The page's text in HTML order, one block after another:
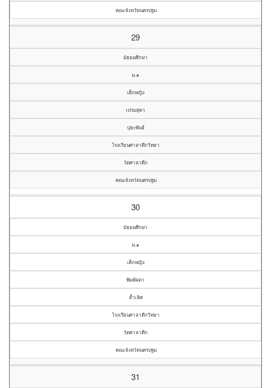
คณะจังหวัดนครปฐม
29
มัธยมศึกษา
ม.๑
เด็กหญิง
เปรมสุดา
ปุยะพันธ์
โรงเรียนศาลาตึกวิทยา
วัดศาลาตึก
คณะจังหวัดนครปฐม
30
มัธยมศึกษา
ม.๑
เด็กหญิง
พิมพ์ลดา
ล้ำเลิศ
โรงเรียนศาลาตึกวิทยา
วัดศาลาตึก
คณะจังหวัดนครปฐม
31